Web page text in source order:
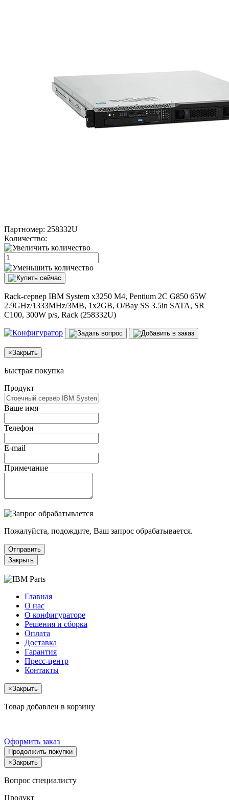
Партномер: 258332U
Количество:
Rack-сервер IBM System x3250 M4, Pentium 2C G850 65W
2.9GHz/1333MHz/3MB, 1x2GB, O/Bay SS 3.5in SATA, SR
C100, 300W p/s, Rack (258332U)
×Закрыть
Быстрая покупка
Продукт
Ваше имя
Телефон
E-mail
Примечание
Пожалуйста, подождите, Ваш запрос обрабатывается.
Отправить
Закрыть
Главная
О нас
О конфигураторе
Решения и сборка
Оплата
Доставка
Гарантия
Пресс-центр
Контакты
×Закрыть
Товар добавлен в корзину
Оформить заказ
Продолжить покупки
×Закрыть
Вопрос специалисту
Продукт